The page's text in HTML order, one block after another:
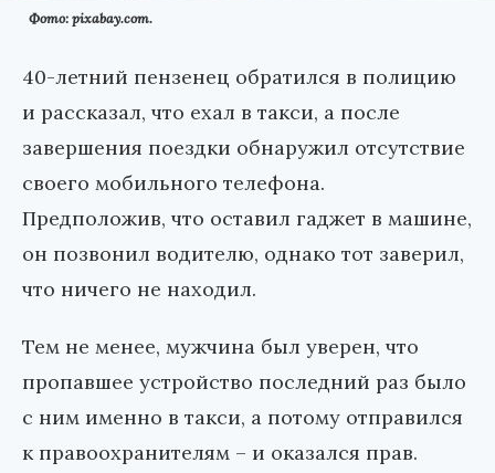
Фото: pixabay.com.
40-летний пензенец обратился в полицию
и рассказал, что ехал в такси, а после
завершения поездки обнаружил отсутствие
своего мобильного телефона.
Предположив, что оставил гаджет в машине,
он позвонил водителю, однако тот заверил,
что ничего не находил.
Тем не менее, мужчина был уверен, что
пропавшее устройство последний раз было
с ним именно в такси, а потому отправился
к правоохранителям – и оказался прав.